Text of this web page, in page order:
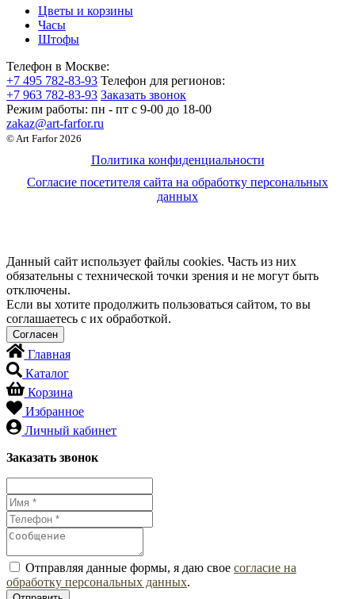
Цветы и корзины
Часы
Штофы
Телефон в Москве:
+7 495 782-83-93 Телефон для регионов:
+7 963 782-83-93 Заказать звонок
Режим работы: пн - пт c 9-00 до 18-00
zakaz@art-farfor.ru
© Art Farfor 2026
Политика конфиденциальности
Согласие посетителя сайта на обработку персональных
данных
Данный сайт использует файлы cookies. Часть из них
обязательны с технической точки зрения и не могут быть
отключены.
Если вы хотите продолжить пользоваться сайтом, то вы
соглашаетесь с их обработкой.
Главная
Каталог
Корзина
Избранное
Личный кабинет
Заказать звонок
Отправляя данные формы, я даю свое согласие на
обработку персональных данных.